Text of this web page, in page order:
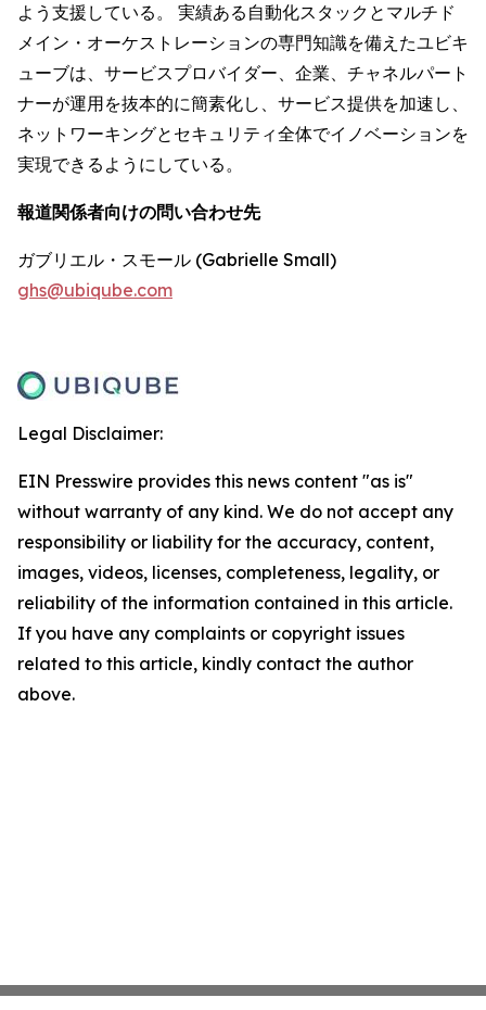
よう支援している。 実績ある自動化スタックとマルチド
メイン・オーケストレーションの専門知識を備えたユビキ
ューブは、サービスプロバイダー、企業、チャネルパート
ナーが運用を抜本的に簡素化し、サービス提供を加速し、
ネットワーキングとセキュリティ全体でイノベーションを
実現できるようにしている。
報道関係者向けの問い合わせ先
ガブリエル・スモール (Gabrielle Small)
ghs@ubiqube.com
Legal Disclaimer:
EIN Presswire provides this news content "as is"
without warranty of any kind. We do not accept any
responsibility or liability for the accuracy, content,
images, videos, licenses, completeness, legality, or
reliability of the information contained in this article.
If you have any complaints or copyright issues
related to this article, kindly contact the author
above.